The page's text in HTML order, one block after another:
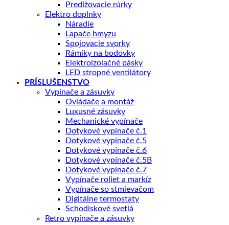
Predlžovacie rúrky
Elektro doplnky
Náradie
Lapače hmyzu
Spojovacie svorky
Rámiky na bodovky
Elektroizolačné pásky
LED stropné ventilátory
PRÍSLUŠENSTVO
Vypínače a zásuvky
Ovládače a montáž
Luxusné zásuvky
Mechanické vypínače
Dotykové vypínače č.1
Dotykové vypínače č.5
Dotykové vypínače č.6
Dotykové vypínače č.5B
Dotykové vypínače č.7
Vypínače roliet a markíz
Vypínače so stmievačom
Digitálne termostaty
Schodiskové svetlá
Retro vypínače a zásuvky